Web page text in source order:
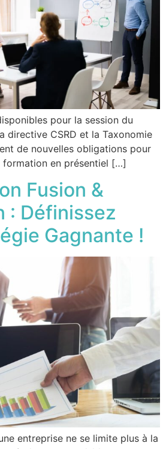
pour la session du
directive CSRD et la Taxonomie
de nouvelles obligations pour
formation en présentiel […]
Fusion &
: Définissez
Gagnante !
entreprise ne se limite plus à la